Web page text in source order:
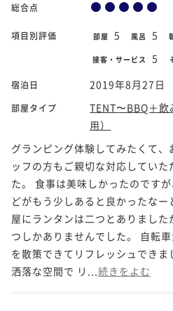
総合点
項目別評価 部屋 5 風呂 5
接客・サービス 5
宿泊日 2019年8月27日
部屋タイプ
TENT〜BBQ＋
用）
グランピング体験してみたくて
ッフの方もご親切な対応してい
た。 食事は美味しかったのです
どがもう少しあると良かったな
屋にランタンは二つとありまし
つしかありませんでした。 自転
を散策できてリフレッシュでき
洒落な空間で リ... 続きをよむ